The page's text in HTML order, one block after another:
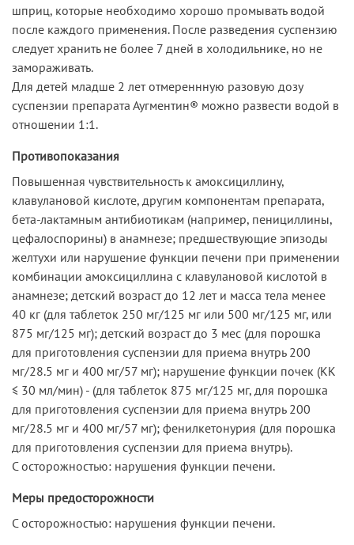
шприц, которые необходимо хорошо промывать водой
после каждого применения. После разведения суспензию
следует хранить не более 7 дней в холодильнике, но не
замораживать.
Для детей младше 2 лет отмереннную разовую дозу
суспензии препарата Аугментин® можно развести водой в
отношении 1:1.
Противопоказания
Повышенная чувствительность к амоксициллину,
клавулановой кислоте, другим компонентам препарата,
бета-лактамным антибиотикам (например, пенициллины,
цефалоспорины) в анамнезе; предшествующие эпизоды
желтухи или нарушение функции печени при применении
комбинации амоксициллина с клавулановой кислотой в
анамнезе; детский возраст до 12 лет и масса тела менее
40 кг (для таблеток 250 мг/125 мг или 500 мг/125 мг, или
875 мг/125 мг); детский возраст до 3 мес (для порошка
для приготовления суспензии для приема внутрь 200
мг/28.5 мг и 400 мг/57 мг); нарушение функции почек (КК
≤ 30 мл/мин) - (для таблеток 875 мг/125 мг, для порошка
для приготовления суспензии для приема внутрь 200
мг/28.5 мг и 400 мг/57 мг); фенилкетонурия (для порошка
для приготовления суспензии для приема внутрь).
С осторожностью: нарушения функции печени.
Меры предосторожности
С осторожностью: нарушения функции печени.